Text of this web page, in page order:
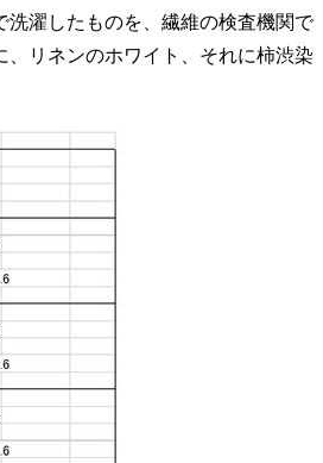
濯したものを、 繊維の検査機関で
リネンのホワイト、それに柿渋染